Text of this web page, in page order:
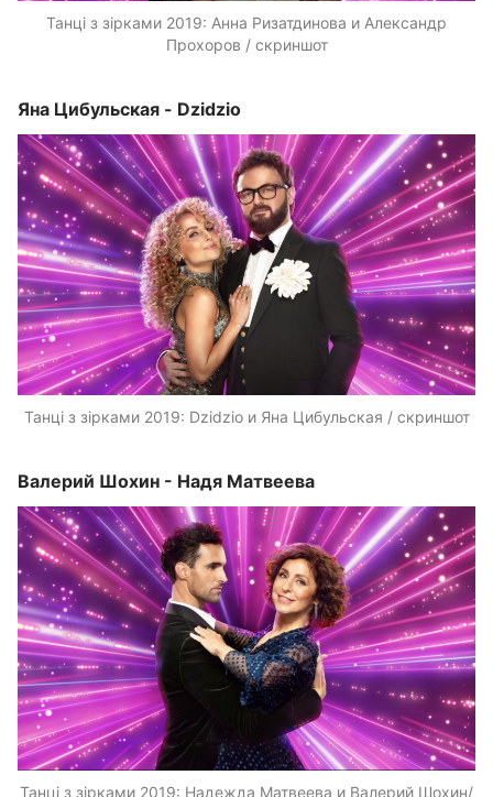
Танці з зірками 2019: Анна Ризатдинова и Александр
Прохоров / скриншот
Яна Цибульская - Dzidzio
Танці з зірками 2019: Dzidzio и Яна Цибульская / скриншот
Валерий Шохин - Надя Матвеева
Танці з зірками 2019: Надежда Матвеева и Валерий Шохин/